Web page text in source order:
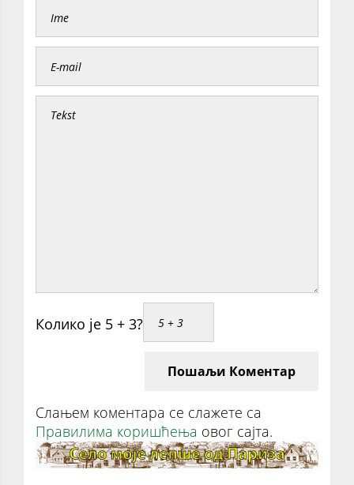
Колико је 5 + 3?
Пошаљи Коментар
Слањем коментара се слажете са
Правилима коришћења овог сајта.